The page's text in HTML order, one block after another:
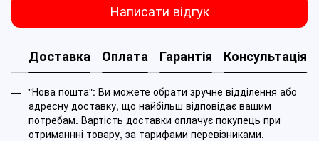
Написати відгук
Доставка Оплата Гарантія Консультація
"Нова пошта": Ви можете обрати зручне відділення або
адресну доставку, що найбільш відповідає вашим
потребам. Вартість доставки оплачує покупець при
отриманнні товару, за тарифами перевізниками.